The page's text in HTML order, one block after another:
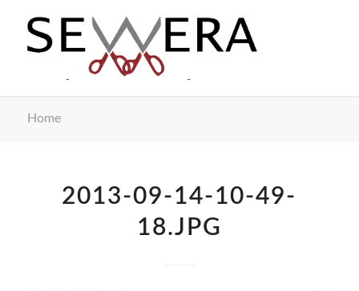
Home
2013-09-14-10-49-
18.JPG